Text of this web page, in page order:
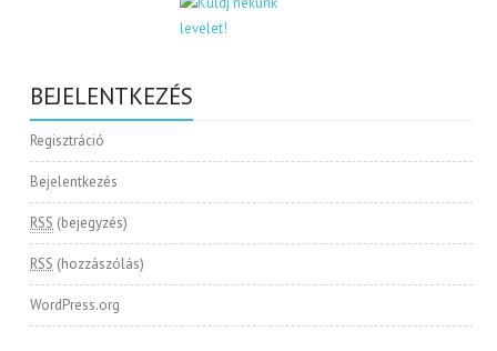
BEJELENTKEZÉS
Regisztráció
Bejelentkezés
RSS (bejegyzés)
RSS (hozzászólás)
WordPress.org